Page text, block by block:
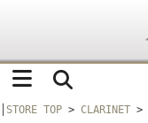
STORE TOP > CLARINET >